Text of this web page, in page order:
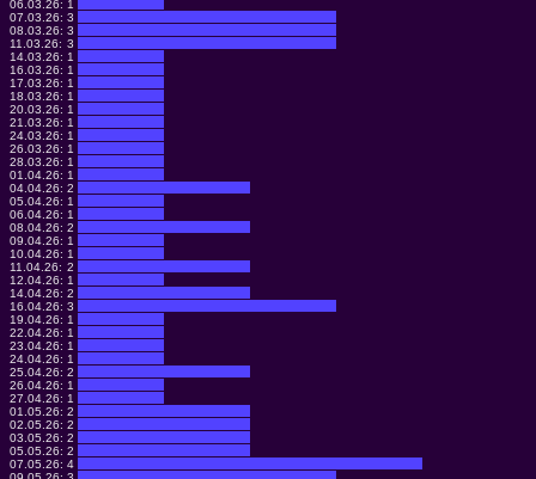
06.03.26: 1
07.03.26: 3
08.03.26: 3
11.03.26: 3
14.03.26: 1
16.03.26: 1
17.03.26: 1
18.03.26: 1
20.03.26: 1
21.03.26: 1
24.03.26: 1
26.03.26: 1
28.03.26: 1
01.04.26: 1
04.04.26: 2
05.04.26: 1
06.04.26: 1
08.04.26: 2
09.04.26: 1
10.04.26: 1
11.04.26: 2
12.04.26: 1
14.04.26: 2
16.04.26: 3
19.04.26: 1
22.04.26: 1
23.04.26: 1
24.04.26: 1
25.04.26: 2
26.04.26: 1
27.04.26: 1
01.05.26: 2
02.05.26: 2
03.05.26: 2
05.05.26: 2
07.05.26: 4